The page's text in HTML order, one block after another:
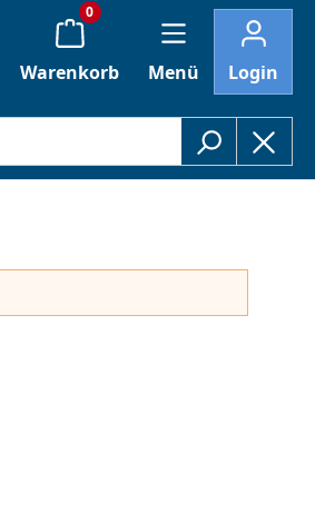
0
Warenkorb Menü Login